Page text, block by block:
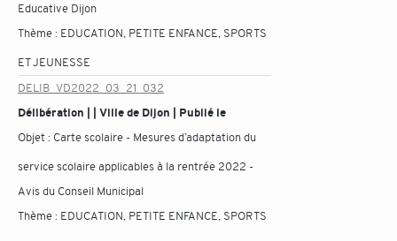
Educative Dijon
Thème : EDUCATION, PETITE ENFANCE, SPORTS
ET JEUNESSE
DELIB_VD2022_03_21_032
Délibération | | Ville de Dijon | Publié le
Objet : Carte scolaire - Mesures d’adaptation du
service scolaire applicables à la rentrée 2022 -
Avis du Conseil Municipal
Thème : EDUCATION, PETITE ENFANCE, SPORTS